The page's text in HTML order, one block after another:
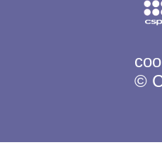
©